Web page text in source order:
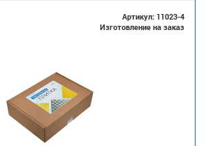
Артикул: 11023-4
Изготовление на заказ